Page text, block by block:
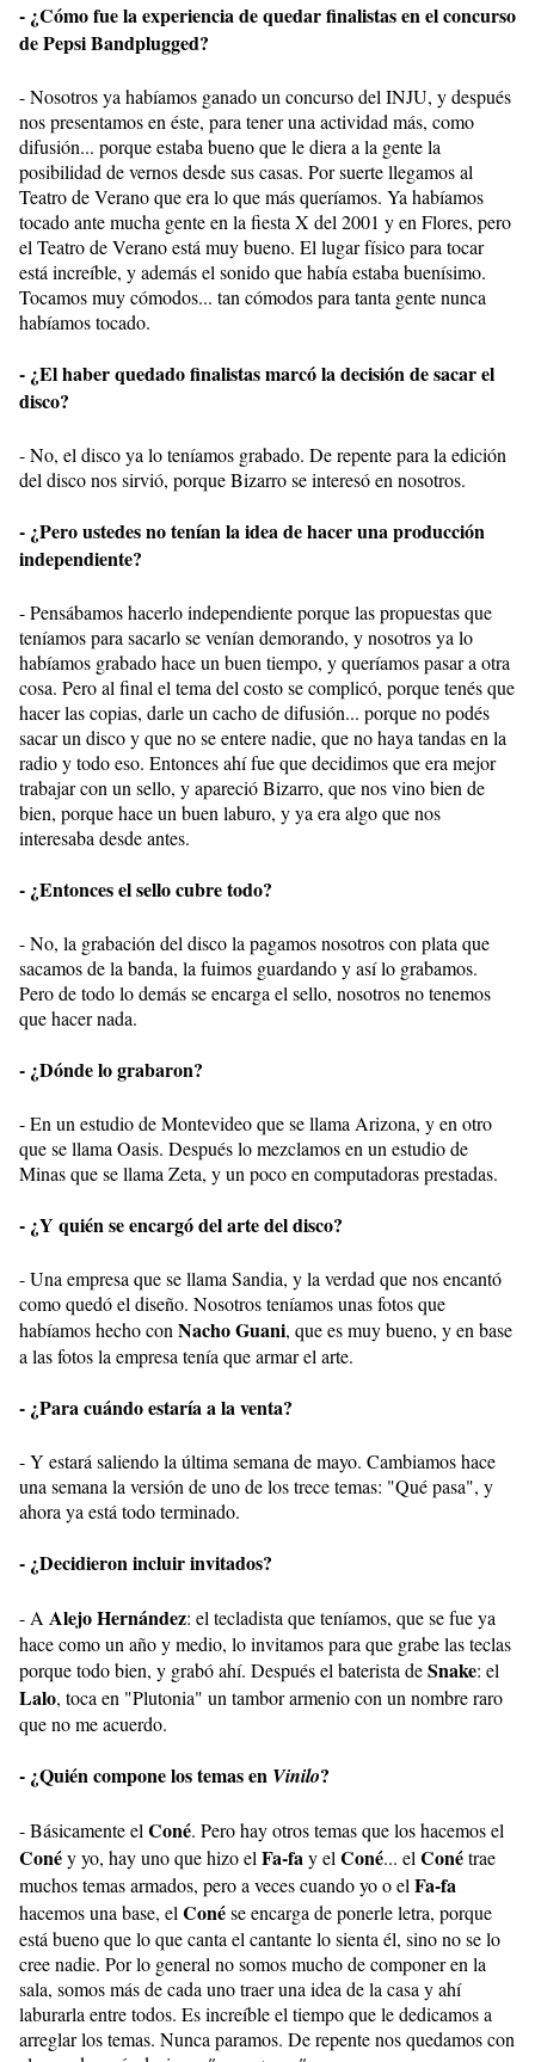
- ¿Cómo fue la experiencia de quedar finalistas en el concurso
de Pepsi Bandplugged?
- Nosotros ya habíamos ganado un concurso del INJU, y después
nos presentamos en éste, para tener una actividad más, como
difusión... porque estaba bueno que le diera a la gente la
posibilidad de vernos desde sus casas. Por suerte llegamos al
Teatro de Verano que era lo que más queríamos. Ya habíamos
tocado ante mucha gente en la fiesta X del 2001 y en Flores, pero
el Teatro de Verano está muy bueno. El lugar físico para tocar
está increíble, y además el sonido que había estaba buenísimo.
Tocamos muy cómodos... tan cómodos para tanta gente nunca
habíamos tocado.
- ¿El haber quedado finalistas marcó la decisión de sacar el
disco?
- No, el disco ya lo teníamos grabado. De repente para la edición
del disco nos sirvió, porque Bizarro se interesó en nosotros.
- ¿Pero ustedes no tenían la idea de hacer una producción
independiente?
- Pensábamos hacerlo independiente porque las propuestas que
teníamos para sacarlo se venían demorando, y nosotros ya lo
habíamos grabado hace un buen tiempo, y queríamos pasar a otra
cosa. Pero al final el tema del costo se complicó, porque tenés que
hacer las copias, darle un cacho de difusión... porque no podés
sacar un disco y que no se entere nadie, que no haya tandas en la
radio y todo eso. Entonces ahí fue que decidimos que era mejor
trabajar con un sello, y apareció Bizarro, que nos vino bien de
bien, porque hace un buen laburo, y ya era algo que nos
interesaba desde antes.
- ¿Entonces el sello cubre todo?
- No, la grabación del disco la pagamos nosotros con plata que
sacamos de la banda, la fuimos guardando y así lo grabamos.
Pero de todo lo demás se encarga el sello, nosotros no tenemos
que hacer nada.
- ¿Dónde lo grabaron?
- En un estudio de Montevideo que se llama Arizona, y en otro
que se llama Oasis. Después lo mezclamos en un estudio de
Minas que se llama Zeta, y un poco en computadoras prestadas.
- ¿Y quién se encargó del arte del disco?
- Una empresa que se llama Sandia, y la verdad que nos encantó
como quedó el diseño. Nosotros teníamos unas fotos que
habíamos hecho conNacho Guani, que es muy bueno, y en base
a las fotos la empresa tenía que armar el arte.
- ¿Para cuándo estaría a la venta?
- Y estará saliendo la última semana de mayo. Cambiamos hace
una semana la versión de uno de los trece temas: "Qué pasa", y
ahora ya está todo terminado.
- ¿Decidieron incluir invitados?
- AAlejo Hernández: el tecladista que teníamos, que se fue ya
hace como un año y medio, lo invitamos para que grabe las teclas
porque todo bien, y grabó ahí. Después el baterista deSnake: el
Lalo, toca en "Plutonia" un tambor armenio con un nombre raro
que no me acuerdo.
- ¿Quién compone los temas en Vinilo?
- Básicamente elConé. Pero hay otros temas que los hacemos el
Conéy yo, hay uno que hizo elFa-fay elConé... elConétrae
muchos temas armados, pero a veces cuando yo o elFa-fa
hacemos una base, elConése encarga de ponerle letra, porque
está bueno que lo que canta el cantante lo sienta él, sino no se lo
cree nadie. Por lo general no somos mucho de componer en la
sala, somos más de cada uno traer una idea de la casa y ahí
laburarla entre todos. Es increíble el tiempo que le dedicamos a
arreglar los temas. Nunca paramos. De repente nos quedamos con